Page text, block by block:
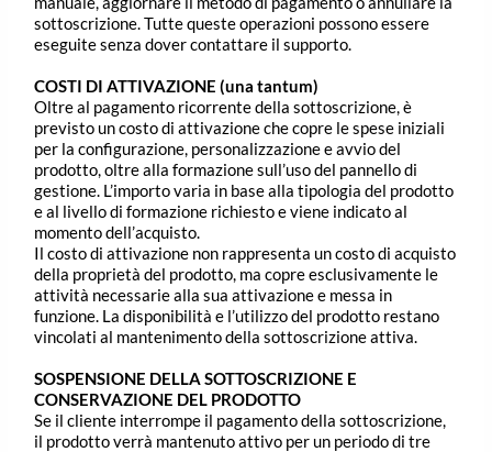
sottoscrizione. Tutte queste operazioni possono essere
eseguite senza dover contattare il supporto.
COSTI DI ATTIVAZIONE (una tantum)
Oltre al pagamento ricorrente della sottoscrizione, è
previsto un costo di attivazione che copre le spese iniziali
per la configurazione, personalizzazione e avvio del
prodotto, oltre alla formazione sull’uso del pannello di
gestione. L’importo varia in base alla tipologia del prodotto
e al livello di formazione richiesto e viene indicato al
momento dell’acquisto.
Il costo di attivazione non rappresenta un costo di acquisto
della proprietà del prodotto, ma copre esclusivamente le
attività necessarie alla sua attivazione e messa in
funzione. La disponibilità e l’utilizzo del prodotto restano
vincolati al mantenimento della sottoscrizione attiva.
SOSPENSIONE DELLA SOTTOSCRIZIONE E
CONSERVAZIONE DEL PRODOTTO
Se il cliente interrompe il pagamento della sottoscrizione,
il prodotto verrà mantenuto attivo per un periodo di tre